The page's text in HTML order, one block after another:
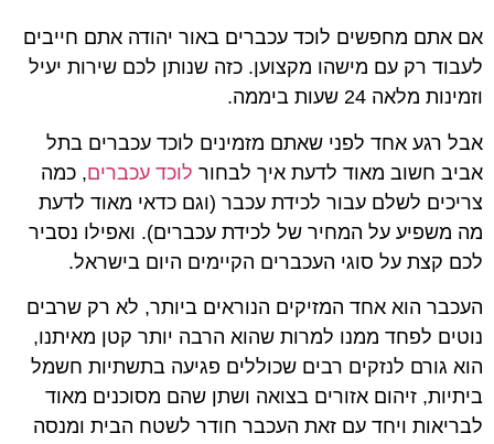
אם אתם מחפשים לוכד עכברים באור יהודה אתם חייבים
לעבוד רק עם מישהו מקצוען. כזה שנותן לכם שירות יעיל
וזמינות מלאה 24 שעות ביממה.
אבל רגע אחד לפני שאתם מזמינים לוכד עכברים בתל
אביב חשוב מאוד לדעת איך לבחור לוכד עכברים, כמה
צריכים לשלם עבור לכידת עכבר (וגם כדאי מאוד לדעת
מה משפיע על המחיר של לכידת עכברים). ואפילו נסביר
לכם קצת על סוגי העכברים הקיימים היום בישראל.
העכבר הוא אחד המזיקים הנוראים ביותר, לא רק שרבים
נוטים לפחד ממנו למרות שהוא הרבה יותר קטן מאיתנו,
הוא גורם לנזקים רבים שכוללים פגיעה בתשתיות חשמל
ביתיות, זיהום אזורים בצואה ושתן שהם מסוכנים מאוד
לבריאות ויחד עם זאת העכבר חודר לשטח הבית ומנסה